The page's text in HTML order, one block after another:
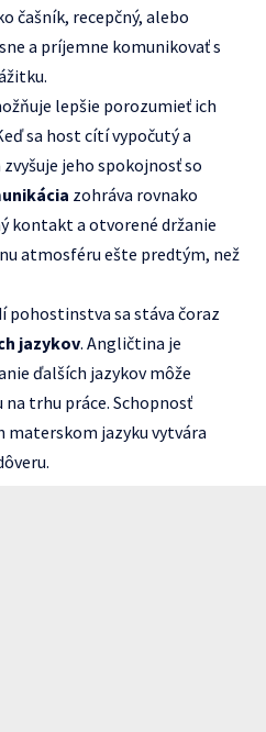
čašník, recepčný, alebo
a príjemne komunikovať s
lepšie porozumieť ich
sa host cítí vypočutý a
jeho spokojnosť so
zohráva rovnako
kontakt a otvorené držanie
atmosféru ešte predtým, než
pohostinstva sa stáva čoraz
jazykov. Angličtina je
ďalších jazykov môže
trhu práce. Schopnosť
materskom jazyku vytvára